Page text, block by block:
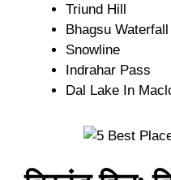
Triund Hill
Bhagsu Waterfall
Snowline
Indrahar Pass
Dal Lake In